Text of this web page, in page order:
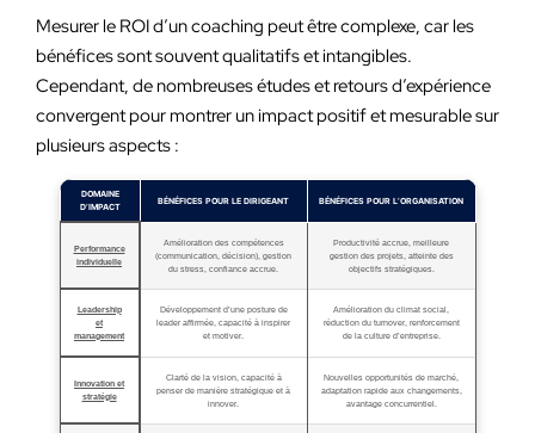
Mesurer le ROI d’un coaching peut être complexe, car les
bénéfices sont souvent qualitatifs et intangibles.
Cependant, de nombreuses études et retours d’expérience
convergent pour montrer un impact positif et mesurable sur
plusieurs aspects :
DOMAINE
D’IMPACT
BÉNÉFICES POUR LE DIRIGEANT BÉNÉFICES POUR L’ORGANISATION
Performance
individuelle
Amélioration des compétences
(communication, décision), gestion
du stress, confiance accrue.
Productivité accrue, meilleure
gestion des projets, atteinte des
objectifs stratégiques.
Leadership
et
management
Développement d’une posture de
leader affirmée, capacité à inspirer
et motiver.
Amélioration du climat social,
réduction du turnover, renforcement
de la culture d’entreprise.
Innovation et
stratégie
Clarté de la vision, capacité à
penser de manière stratégique et à
innover.
Nouvelles opportunités de marché,
adaptation rapide aux changements,
avantage concurrentiel.